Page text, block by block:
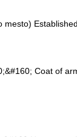
Coat of